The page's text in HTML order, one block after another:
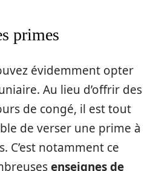
primes
évidemment opter
Au lieu d’offrir des
de congé, il est tout
de verser une prime à
C’est notamment ce
enseignes de